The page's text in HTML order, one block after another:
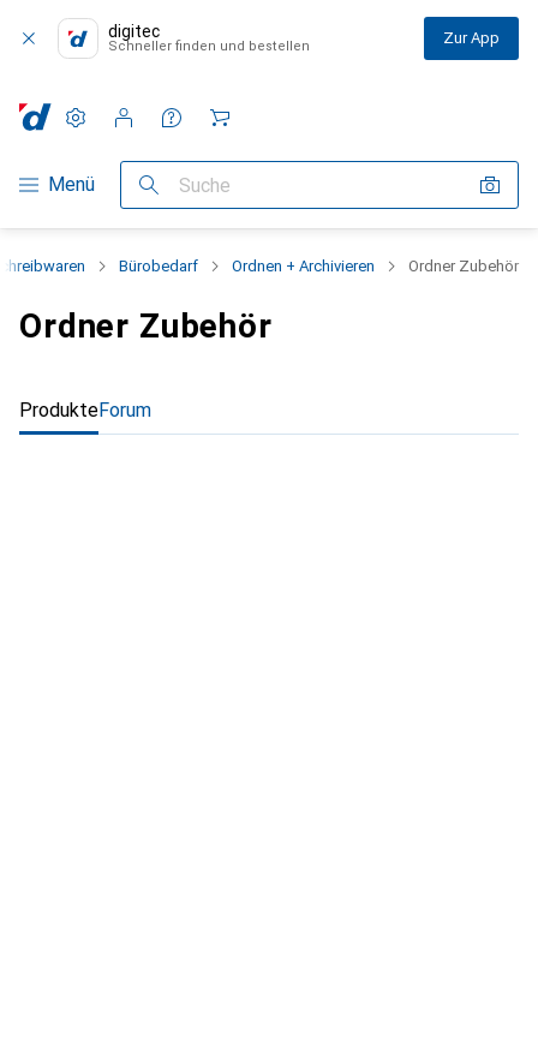
digitec
Schneller finden und bestellen Zur App
Navigation nach Kategorien
Menü Suche
Einstellungen
Kundenkonto
Vergleichslisten
Merklisten
Warenkorb
Bürobedarf Ordnen + Archivieren Ordner Zubehör
Ordner Zubehör
ProdukteForum